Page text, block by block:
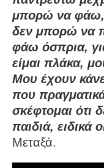
μπορώ να φάω,
δεν μπορώ να
φάω όσπρια,
είμαι πλάκα,
Μου έχουν
που
σκέφτομαι ότι
παιδιά, ειδικά
Μεταξά.